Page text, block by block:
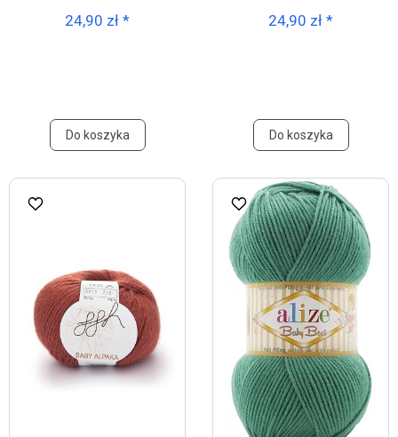
24,90 zł *
Do koszyka
24,90 zł *
Do koszyka